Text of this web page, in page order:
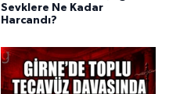
Sevklere Ne Kadar
Harcandı?